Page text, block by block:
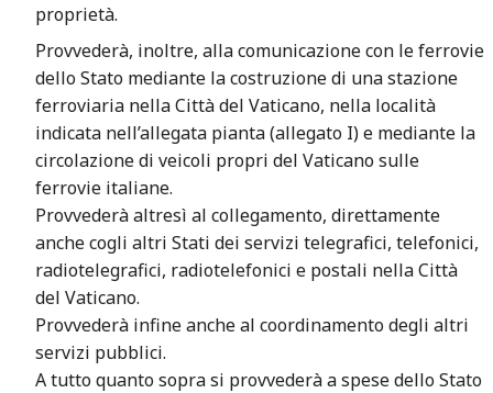
proprietà.
Provvederà, inoltre, alla comunicazione con le ferrovie
dello Stato mediante la costruzione di una stazione
ferroviaria nella Città del Vaticano, nella località
indicata nell’allegata pianta (allegato I) e mediante la
circolazione di veicoli propri del Vaticano sulle
ferrovie italiane.
Provvederà altresì al collegamento, direttamente
anche cogli altri Stati dei servizi telegrafici, telefonici,
radiotelegrafici, radiotelefonici e postali nella Città
del Vaticano.
Provvederà infine anche al coordinamento degli altri
servizi pubblici.
A tutto quanto sopra si provvederà a spese dello Stato